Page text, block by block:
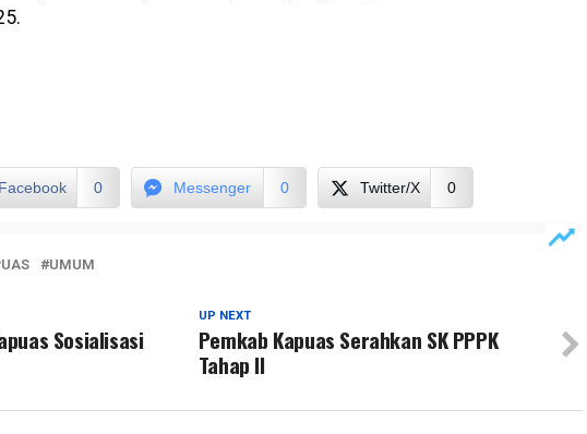
Facebook 0 Messenger 0 Twitter/X 0
UMUM
UP NEXT
Pemkab Kapuas Serahkan SK PPPK
Tahap II
Sosialisasi